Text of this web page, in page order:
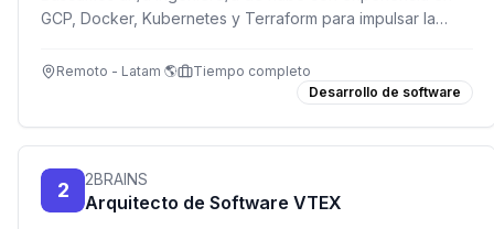
GCP, Docker, Kubernetes y Terraform para impulsar la
Remoto - Latam 🌎
Tiempo completo
Desarrollo de software
2 2BRAINS
Arquitecto de Software VTEX